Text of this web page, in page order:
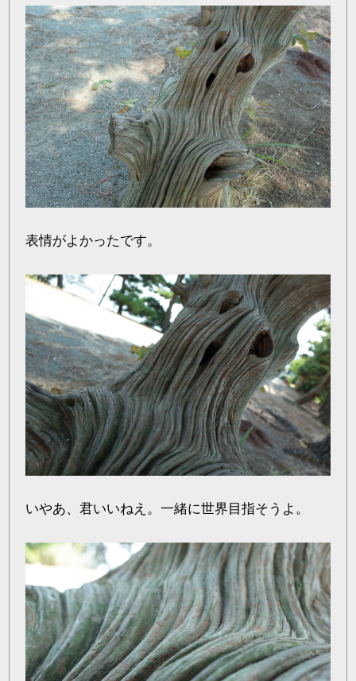
表情がよかったです。
いやあ、君いいねえ。一緒に世界目指そうよ。